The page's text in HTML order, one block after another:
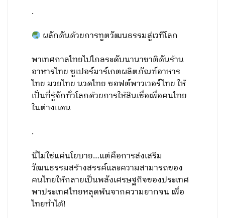
.
ผลักดันด้วยการทูตวัฒนธรรมสู่เวทีโลก
พาเทศกาลไทยไปไกลระดับนานาชาติดันร้าน
อาหารไทย ซูเปอร์มาร์เกตผลิตภัณฑ์อาหาร
ไทย มวยไทย นวดไทย ซอฟต์พาวเวอร์ไทย ให้
เป็นที่รู้จักทั่วโลกด้วยการให้สินเชื่อเพื่อคนไทย
ในต่างแดน
.
นี่ไม่ใช่แค่นโยบาย…แต่คือการส่งเสริม
วัฒนธรรมสร้างสรรค์และความสามารถของ
คนไทยให้กลายเป็นพลังเศรษฐกิจของประเทศ
พาประเทศไทยหลุดพ้นจากความยากจน เพื่อ
ไทยทำได้!